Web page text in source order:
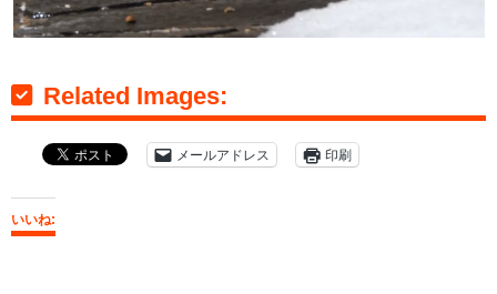
Related Images:
メールアドレス 印刷
いいね: